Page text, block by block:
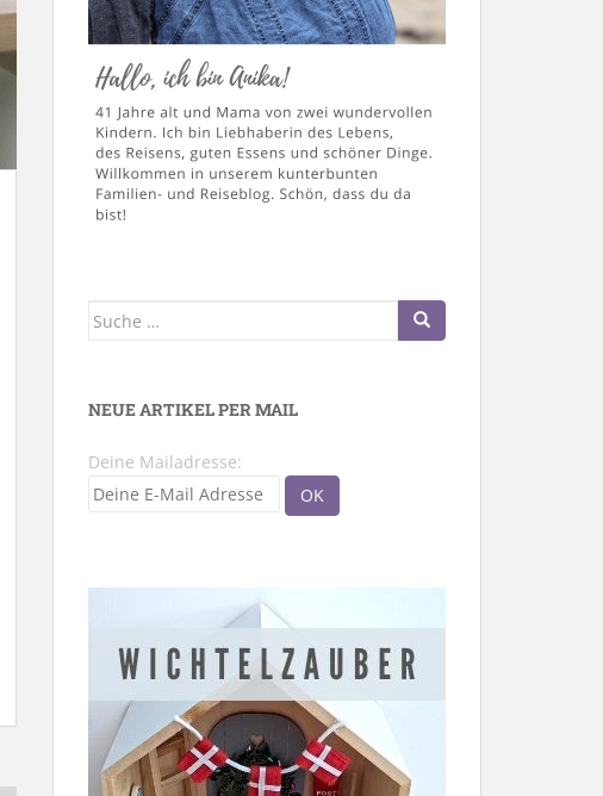
Suche
NEUE ARTIKEL PER MAIL
Deine Mailadresse: